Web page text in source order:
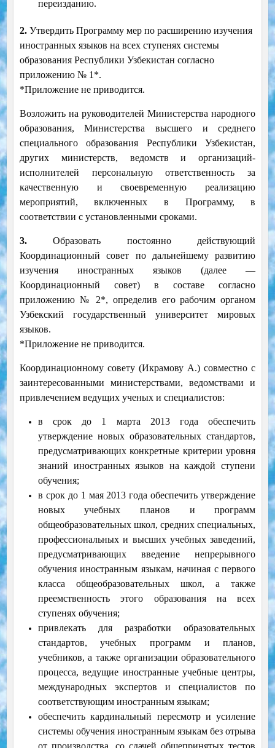
переизданию.
2.Утвердить Программу мер по расширению изучения
иностранных языков на всех ступенях системы
образования Республики Узбекистан согласно
приложению № 1*.
*Приложение не приводится.
Возложить на руководителей Министерства народного
образования, Министерства высшего и среднего
специального образования Республики Узбекистан,
других министерств, ведомств и организаций-
исполнителей персональную ответственность за
качественную и своевременную реализацию
мероприятий, включенных в Программу, в
соответствии с установленными сроками.
3.Образовать постоянно действующий
Координационный совет по дальнейшему развитию
изучения иностранных языков (далее —
Координационный совет) в составе согласно
приложению № 2*, определив его рабочим органом
Узбекский государственный университет мировых
языков.
*Приложение не приводится.
Координационному совету (Икрамову А.) совместно с
заинтересованными министерствами, ведомствами и
привлечением ведущих ученых и специалистов:
в срок до 1 марта 2013 года обеспечить
утверждение новых образовательных стандартов,
предусматривающих конкретные критерии уровня
знаний иностранных языков на каждой ступени
обучения;
в срок до 1 мая 2013 года обеспечить утверждение
новых учебных планов и программ
общеобразовательных школ, средних специальных,
профессиональных и высших учебных заведений,
предусматривающих введение непрерывного
обучения иностранным языкам, начиная с первого
класса общеобразовательных школ, а также
преемственность этого образования на всех
ступенях обучения;
привлекать для разработки образовательных
стандартов, учебных программ и планов,
учебников, а также организации образовательного
процесса, ведущие иностранные учебные центры,
международных экспертов и специалистов по
соответствующим иностранным языкам;
обеспечить кардинальный пересмотр и усиление
системы обучения иностранным языкам без отрыва
от производства, со сдачей общепринятых тестов